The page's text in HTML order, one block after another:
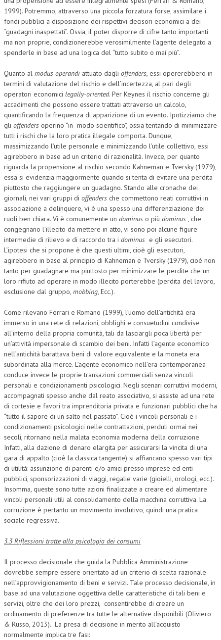
1999). Potremmo, attraverso una piccola forzatura forse, assimilare i
fondi pubblici a disposizione dei rispettivi decisori economici a dei
“guadagni inaspettati”. Ossia, il poter disporre di cifre tanto importanti
ma non proprie, condizionerebbe verosimilmente l’agente delegato a
spenderle in base ad una logica del “tutto subito o mai più”.
Quanto al modus operandi attuato dagli offenders, essi opererebbero in
termini di valutazione del rischio e dell’incertezza, al pari degli
operatori economici legally-oriented. Per Keynes il rischio concerne gli
accadimenti che possono essere trattati attraverso un calcolo,
quantificando la frequenza di apparizione di un evento. Ipotizziamo che
gli offenders operino “in modo scientifico”, ossia tentando di minimizzare
tutti i rischi che la loro pratica illegale comporta. Dunque,
massimizzando l’utile personale e minimizzando l’utile collettivo, essi
agirebbero in base ad un criterio di razionalità. Invece, per quanto
riguarda la propensione al rischio secondo Kahneman e Tversky (1979),
essa si evidenzia maggiormente quando si tenta di evitare una perdita
piuttosto che raggiungere un guadagno. Stando alle cronache dei
giornali, nei vari gruppi di offenders che commettono reati corruttivi in
associazione a delinquere, vi è una spesso una differenziazione dei
ruoli ben chiara. Vi è comunemente un dominus o più dominus , che
congegnano l’illecito da mettere in atto, vi sono poi alcune figure
intermedie di rilievo e di raccordo tra i dominus e gli esecutori.
L’ipotesi che si propone è che questi ultimi, cioè gli esecutori,
agirebbero in base al principio di Kahneman e Tversky (1979), cioè non
tanto per guadagnare ma piuttosto per minimizzare le perdite che un
loro rifiuto ad operare in modo illecito porterebbe (perdita del lavoro,
esclusione dal gruppo, mobbing, Ecc.).
Come rilevano Ferrari e Romano (1999), l’uomo dell’antichità era
immerso in una rete di relazioni, obblighi e consuetudini condivise
all’interno della propria comunità, tali da lasciargli poca libertà per
un’attività impersonale di scambio dei beni. Infatti l’agente economico
nell’antichità barattava beni di valore equivalente e la moneta era
subordinata alla merce. L’agente economico nell’era contemporanea
conduce invece le proprie transazioni commerciali senza vincoli
personali e condizionamenti psicologici. Negli scenari corruttivi moderni,
accompagnati spesso anche dal reato associativo, si assiste ad una rete
di cortesie e favori tra imprenditoria privata e funzionari pubblici che ha
“tutto il sapore di un salto nel passato”. Cioè i vincoli personali e i
condizionamenti psicologici nelle contrattazioni, perduti ormai nei
secoli, ritornano nella malata economia moderna della corruzione.
Infatti, alla dazione di denaro elargita per assicurarsi la vincita di una
gara di appalto (cioè la classica tangente) si affiancano spesso vari tipi
di utilità: assunzione di parenti e/o amici presso imprese ed enti
pubblici, sponsorizzazioni di viaggi, regalie varie (gioielli, orologi, ecc.).
Insomma, queste sono tutte azioni finalizzate a creare ed alimentare
vincoli personali utili al consolidamento della macchina corruttiva. La
corruzione è pertanto un movimento involutivo, quindi una pratica
sociale regressiva.
3.3 Riflessioni tratte alla psicologia dei consumi
Il processo decisionale che guida la Pubblica Amministrazione
dovrebbe sempre essere orientato ad un criterio di scelta razionale
nell’approvvigionamento di beni e servizi. Tale processo decisionale, in
base ad una valutazione oggettiva delle caratteristiche di tali beni e
servizi, oltre che dei loro prezzi, consentirebbe di creare un
ordinamento di preferenze tra tutte le alternative disponibili (Oliviero
& Russo, 2013). La presa di decisione in merito all’acquisto
normalmente implica tre fasi: